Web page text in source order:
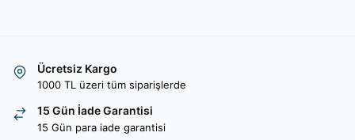
Ücretsiz Kargo
1000 TL üzeri tüm siparişlerde
15 Gün İade Garantisi
15 Gün para iade garantisi